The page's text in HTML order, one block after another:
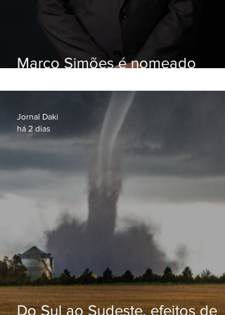
Marco Simões é nomeado
Do Sul ao Sudeste, efeitos de
Jornal Daki
há 2 dias